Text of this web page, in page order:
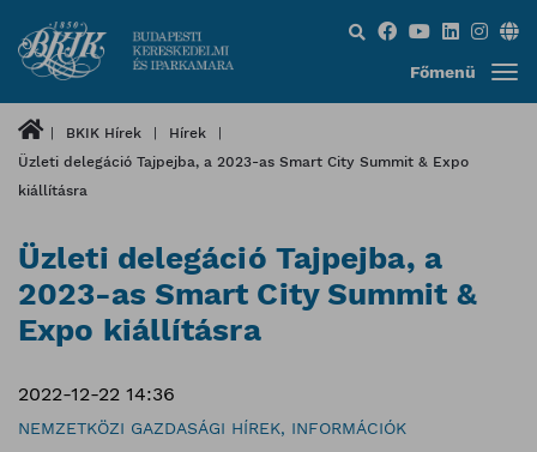
Keresés...
Főmenü
BKIK Hírek
Hírek
Üzleti delegáció Tajpejba, a 2023-as Smart City Summit & Expo
kiállításra
Üzleti delegáció Tajpejba, a
2023-as Smart City Summit &
Expo kiállításra
2022-12-22 14:36
NEMZETKÖZI GAZDASÁGI HÍREK, INFORMÁCIÓK